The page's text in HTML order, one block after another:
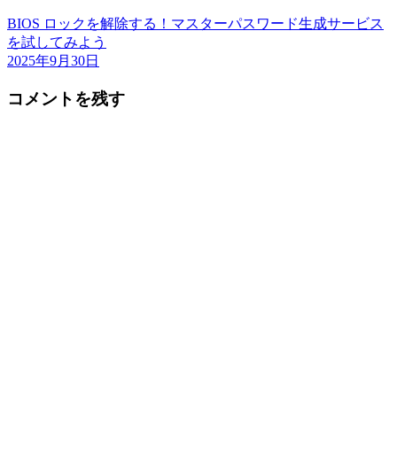
BIOS ロックを解除する！マスターパスワード生成サービス
を試してみよう
2025年9月30日
コメントを残す